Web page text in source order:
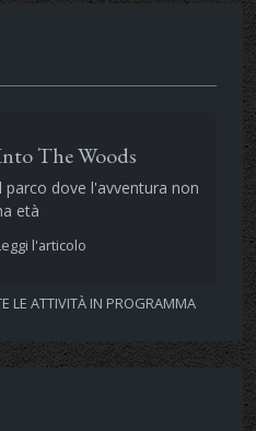
The Woods
parco dove l'avventura non
età
l'articolo
LE ATTIVITÀ IN PROGRAMMA